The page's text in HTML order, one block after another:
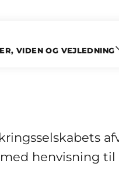
VIDEN OG VEJLEDNING
henvisning